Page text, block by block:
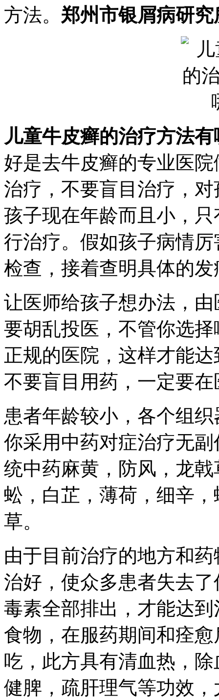
方法。 郑州市银屑病研究
儿童牛皮癣的治疗方法
好是去牛皮癣的专业医
治疗，不要盲目治疗，
孩子现在年龄而且小，
行治疗。假如孩子病情
检查，接着查明具体的
让医师给孩子想办法，
要胡乱投医，不管你选
正规的医院，这样才能
不要盲目用药，一定要
患者年龄较小，各个组
你采用中药对症治疗无
统中药麻黄，防风，龙
蚣，白芷，薄荷，细辛
草。
由于目前治疗的地方和
治好，使众多患者失去
毒素全部排出，才能达
食物，在服药期间和痊
吃，此方具有清血热，
健脾，疏肝理气等功效